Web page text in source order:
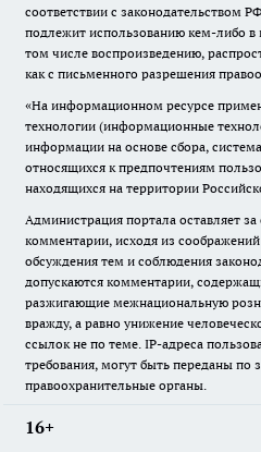
соответствии с законодательством
подлежит использованию кем-либо
том числе воспроизведению,
как с письменного разрешения
«На информационном ресурсе
технологии (информационные
информации на основе сбора,
относящихся к предпочтениям
находящихся на территории
Администрация портала оставляет
комментарии, исходя из
обсуждения тем и соблюдения
допускаются комментарии,
разжигающие межнациональную
вражду, а равно унижение
ссылок не по теме. IP-адреса
требования, могут быть переданы по
правоохранительные органы.
16+